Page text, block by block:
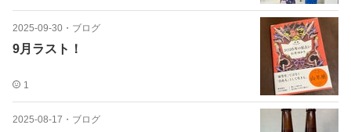
2025-09-30 ・ ブログ
9月ラスト！
1
2025-08-17 ・ ブログ